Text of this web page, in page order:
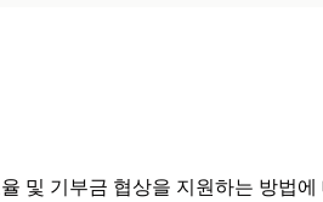
및 기부금 협상을 지원하는 방법